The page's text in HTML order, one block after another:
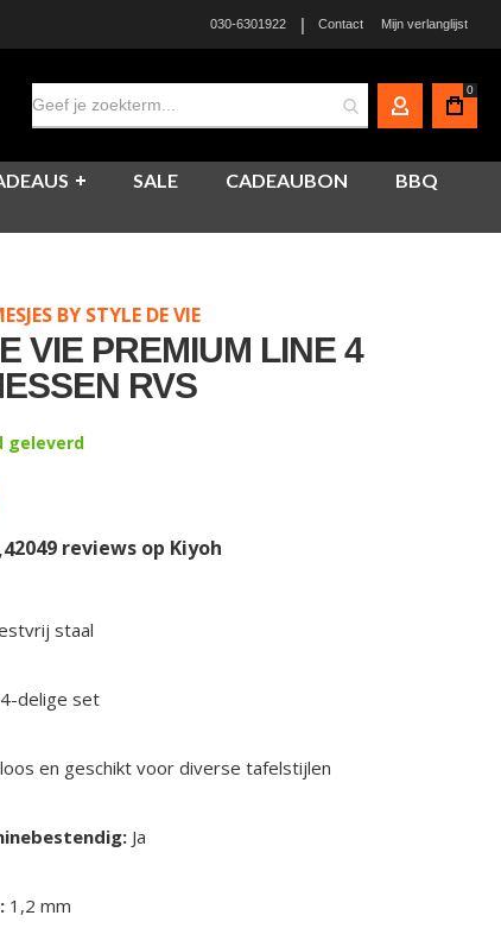
030-6301922
| Contact Mijn verlanglijst
MIJN
0
SALE CADEAUBON
BBQ
BY STYLE DE VIE
VIE PREMIUM LINE 4
RVS
geleverd
2049 reviews op Kiyoh
staal
4-delige set
en geschikt voor diverse tafelstijlen
Ja
1,2 mm